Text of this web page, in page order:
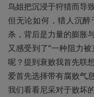
鸟姐把沉浸于狩猎而导
但无论如何，猎人沉
杀，背后是力量的膨胀
又感受到了“一种阻力
呢？提到衰败我首先联
爱首先选择带有腐败气
我们看看尼采对于败坏